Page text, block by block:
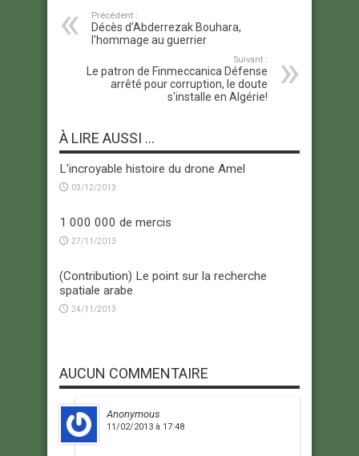
Précédent :
Décès d'Abderrezak Bouhara,
l'hommage au guerrier
Suivant :
Le patron de Finmeccanica Défense
arrêté pour corruption, le doute
s'installe en Algérie!
À LIRE AUSSI ...
L'incroyable histoire du drone Amel
03/12/2013
1 000 000 de mercis
27/11/2013
(Contribution) Le point sur la recherche
spatiale arabe
24/11/2013
AUCUN COMMENTAIRE
Anonymous
11/02/2013 à 17:48